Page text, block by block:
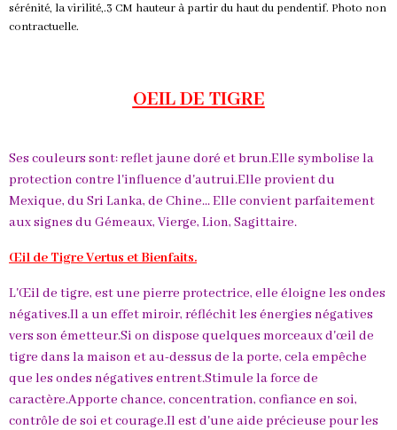
sérénité, la virilité,.3 CM hauteur à partir du haut du pendentif. Photo non
contractuelle.
OEIL DE TIGRE
Ses couleurs sont: reflet jaune doré et brun.Elle symbolise la
protection contre l'influence d'autrui.Elle provient du
Mexique, du Sri Lanka, de Chine... Elle convient parfaitement
aux signes du Gémeaux, Vierge, Lion, Sagittaire.
Œil de Tigre Vertus et Bienfaits.
L'Œil de tigre, est une pierre protectrice, elle éloigne les ondes
négatives.Il a un effet miroir, réfléchit les énergies négatives
vers son émetteur.Si on dispose quelques morceaux d'œil de
tigre dans la maison et au-dessus de la porte, cela empêche
que les ondes négatives entrent.Stimule la force de
caractère.Apporte chance, concentration, confiance en soi,
contrôle de soi et courage.Il est d'une aide précieuse pour les